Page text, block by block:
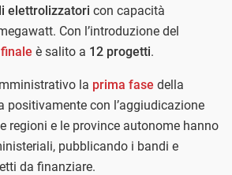
elettrolizzatori con capacità
Con l’introduzione del
è salito a 12 progetti.
la prima fase della
positivamente con l’aggiudicazione
regioni e le province autonome hanno
pubblicando i bandi e
da finanziare.